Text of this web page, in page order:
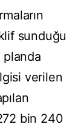
sunduğu
planda
verilen
bin 240